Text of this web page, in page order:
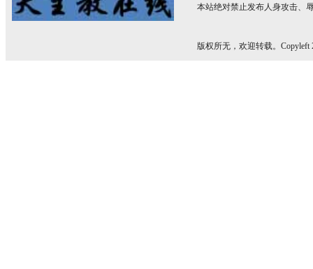
本站绝对禁止发布人身攻击、
版权所无，欢迎转载。